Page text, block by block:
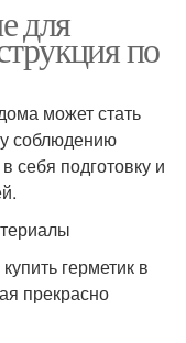
для
по
может стать
соблюдению
себя подготовку и
герметик в
прекрасно